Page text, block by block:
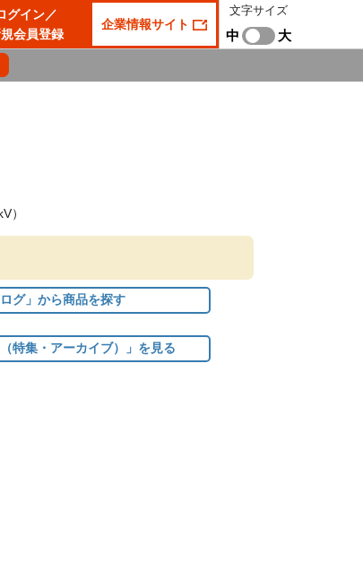
グイン／
会員登録
企業情報サイト
文字サイズ
中 大
）